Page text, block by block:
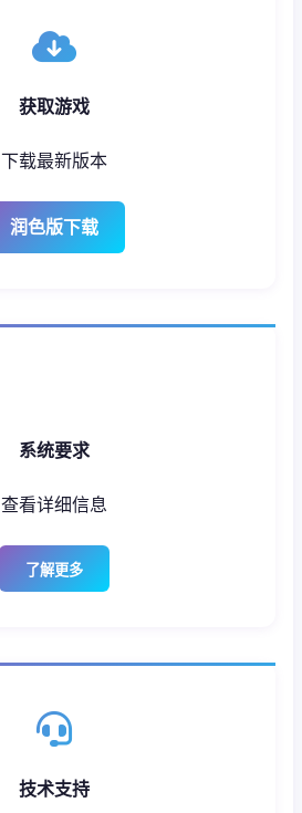
获取游戏
下载最新版本
润色版下载
系统要求
查看详细信息
了解更多
技术支持